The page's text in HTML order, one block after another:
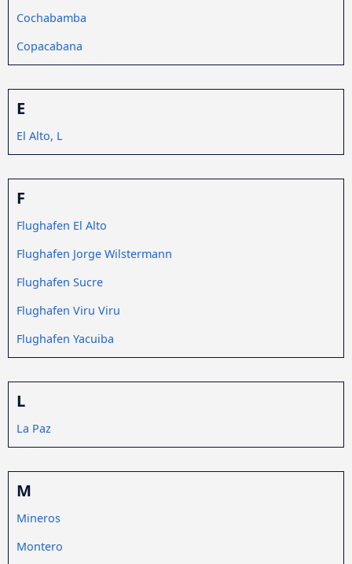
Cochabamba
Copacabana
E
El Alto, L
F
Flughafen El Alto
Flughafen Jorge Wilstermann
Flughafen Sucre
Flughafen Viru Viru
Flughafen Yacuiba
L
La Paz
M
Mineros
Montero